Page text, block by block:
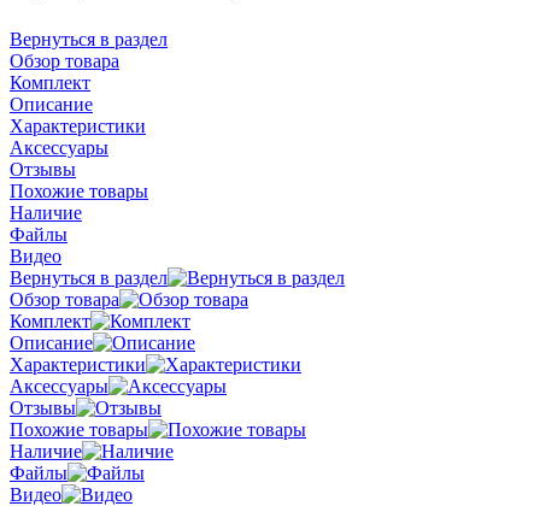
Вернуться в раздел
Обзор товара
Комплект
Описание
Характеристики
Аксессуары
Отзывы
Похожие товары
Наличие
Файлы
Видео
Вернуться в раздел
Обзор товара
Комплект
Описание
Характеристики
Аксессуары
Отзывы
Похожие товары
Наличие
Файлы
Видео